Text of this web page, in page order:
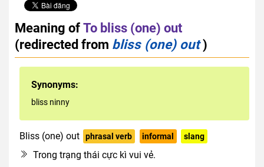
Meaning ofTo bliss (one) out
(redirected from bliss (one) out)
Synonyms:
bliss ninny
Bliss (one) out phrasal verb informal slang
Trong trạng thái cực kì vui vẻ.